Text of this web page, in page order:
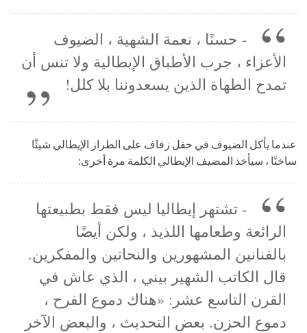
- حسنًا ، نعمة الشهية ، الضيوف
الأعزاء ، جرب الأطباق الإيطالية ولا تنس أن
تمدح الطهاة الذين يسعدوننا بلا كلل!
عندما يأكل الضيوف في حفل زفاف على الطراز الإيطالي شيئًا
ساخنًا ، سيأخذ المضيف الإيطالي الكلمة مرة أخرى:
- تشتهر إيطاليا ليس فقط بطبيعتها
الرائعة وطعامها اللذيذ ، ولكن أيضًا
بالفنانين المشهورين والنحاتين والمفكرين.
قال الكاتب الشهير بيني ، الذي عاش في
القرن التاسع عشر: «هناك دموع الفرح ،
دموع الحزن. بعض التحديث ، والبعض الآخر